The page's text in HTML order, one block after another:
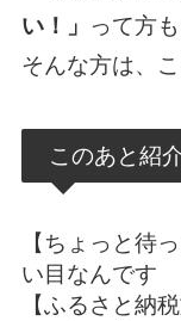
い！」
って方
そんな方は、
このあと紹
【ちょっと待
い目なんです
【ふるさと納